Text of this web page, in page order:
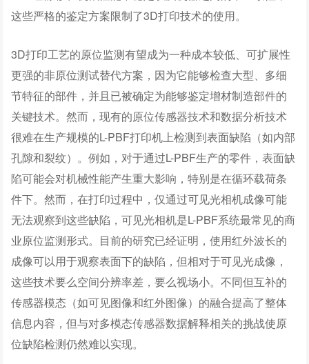
这些严格的鉴定方案限制了3D打印技术的使用。
3D打印工艺的原位监测有望成为一种成本较低、可扩展性
更强的非原位测试替代方案，因为它能够检查大型、多细
节特征的部件，并且已被确定为能够鉴定增材制造部件的
关键技术。然而，现有的原位传感器技术和数据分析技术
很难在生产规模的L-PBF打印机上检测到表面缺陷（如内部
孔隙和裂纹）。例如，对于通过L-PBF生产的零件，表面缺
陷可能会对机械性能产生重大影响，特别是在循环载荷条
件下。然而，在打印过程中，仅通过可见光相机成像可能
无法观察到这些缺陷，可见光相机是L-PBF系统最常见的商
业原位监测形式。目前的研究已经证明，使用红外波长的
成像可以用于观察表面下的缺陷，但相对于可见光成像，
这些技术要么空间分辨率差，要么视场小。不同但互补的
传感器模态（如可见图像和红外图像）的融合提高了整体
信息内容，但与对多模态传感器数据解释相关的挑战使原
位缺陷检测仍然难以实现。